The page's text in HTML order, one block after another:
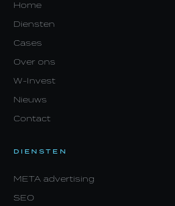
Home
Diensten
Cases
Over ons
W-Invest
Nieuws
Contact
DIENSTEN
META advertising
SEO